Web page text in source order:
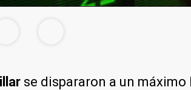
se dispararon a un